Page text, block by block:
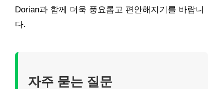
Dorian과 함께 더욱 풍요롭고 편안해지기를 바랍니
다.
자주 묻는 질문